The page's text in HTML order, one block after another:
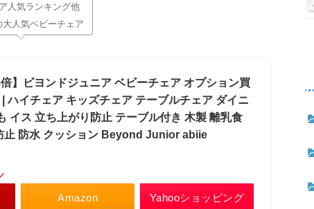
人気ランキング他
大人気ベビーチェア
】ビヨンドジュニア ベビーチェア オプション買
ハイチェア キッズチェア テーブルチェア ダイニ
イス 立ち上がり防止 テーブル付き 木製 離乳食
止 防水 クッション Beyond Junior abiie
Amazon Yahooショッピング